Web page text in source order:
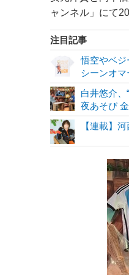
ャンネル」にて
注目記事
悟空やベ
シーンオ
白井悠介
夜あそび 金
【連載】